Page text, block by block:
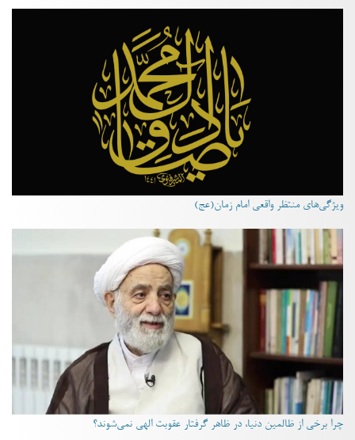
ویژگی‌های منتظر واقعی امام زمان(عج)
چرا برخی از ظالمین دنیا، در ظاهر گرفتار عقوبت الهی نمی‌شوند؟